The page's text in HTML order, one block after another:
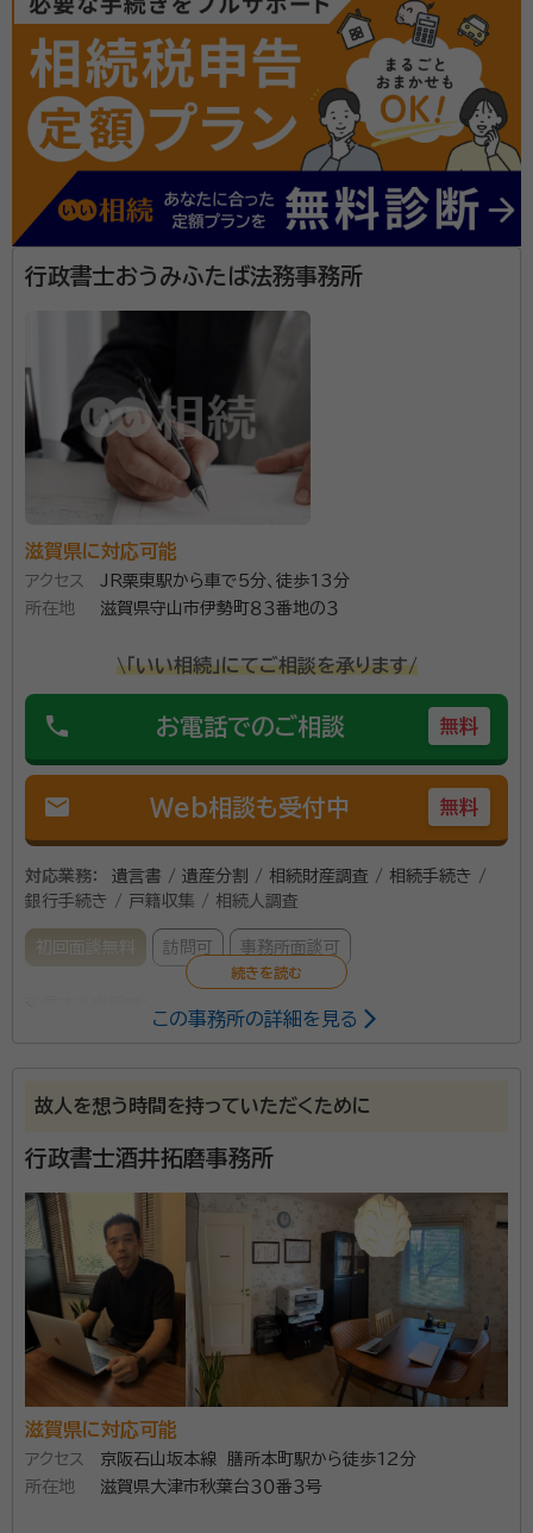
森永 宗親（もりなが むねちか）
行政書士
経歴：
京都生まれ、滋賀大津在住、中央大学卒(経済)、AIS ST HELENS
卒(Graduate Diploma in IT NZQA Level7)※ニュージーランドの
大卒相当のIT学位、海外就職（インド・ブリッジSE）、国内就職（SEと営業）
後に脱サラ・ネット通販で独立起業を経た後、行政書士登録、今に至る。
弊所では最近一人っ子や子供のいないご夫婦などゆく
ゆく「おひとり様」になる方の相続相談が増えてきまし
た。 相続・遺言書作成、ビザ申請、離婚協議書作成、古物
商許可、建設業許可をはじめその他幅広く行政書士業務
に携わっております。 ご不安なことお困りごとがあれ
ば、お気軽にお問い合わせください。お待ちしておりま
す。 自筆証書遺言、公正証書遺言から戸籍謄本の収集ま
で対応します。 ご自宅への出張訪問も可能・秘密厳守
で、丁寧にお話を伺います。
資格等：行政書士
行政書士おうみふたば法務事務所
滋賀県に対応可能
アクセス
JR栗東駅から車で5分、徒歩13分
所在地
滋賀県守山市伊勢町８３番地の３
\「いい相続」にてご相談を承ります/
phone お電話でのご相談 無料
mail Web相談も受付中 無料
対応業務：
遺言書 / 遺産分割 / 相続財産調査 / 相続手続き /
銀行手続き / 戸籍収集 / 相続人調査
初回面談無料 訪問可 事務所面談可
資格等：行政書士
この事務所の詳細を見る
故人を想う時間を持っていただくために
行政書士酒井拓磨事務所
滋賀県に対応可能
アクセス
京阪石山坂本線 膳所本町駅から徒歩12分
所在地
滋賀県大津市秋葉台３０番３号